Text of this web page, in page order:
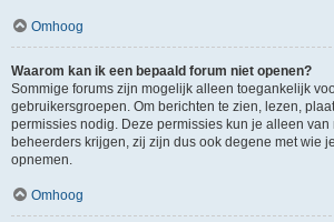
Omhoog
Waarom kan ik een bepaald forum niet openen?
Sommige forums zijn mogelijk alleen toegankelijk
gebruikersgroepen. Om berichten te zien, lezen,
permissies nodig. Deze permissies kun je alleen van
beheerders krijgen, zij zijn dus ook degene met wie
opnemen.
Omhoog